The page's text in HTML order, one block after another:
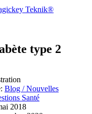
Teknik®
type 2
Blog / Nouvelles
Santé
2018